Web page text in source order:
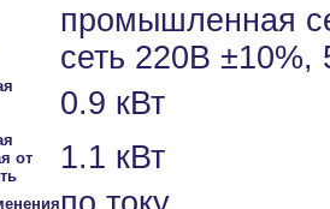
промышленная
сеть 220В ±10%,
0.9 кВт
от
1.1 кВт